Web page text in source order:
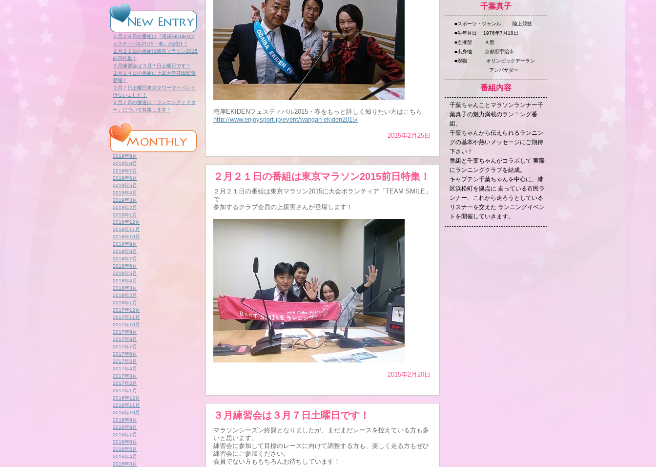
２月２８日の番組は『湾岸EKIDENフ
ェスティバル2015・春』の紹介！
２月２１日の番組は東京マラソン2015
前日特集！
３月練習会は３月７日土曜日です！
２月１４日の番組に上武大学花田監督
登場！
２月７日土曜日東京タワーでイベント
行ないました！
２月７日の放送は「ランニングドクタ
ー」について特集します！
2019年9月
2019年8月
2019年7月
2019年6月
2019年5月
2019年4月
2019年3月
2019年2月
2019年1月
2018年12月
2018年11月
2018年10月
2018年9月
2018年8月
2018年7月
2018年6月
2018年5月
2018年4月
2018年3月
2018年2月
2018年1月
2017年12月
2017年11月
2017年10月
2017年9月
2017年8月
2017年7月
2017年6月
2017年5月
2017年4月
2017年3月
2017年2月
2017年1月
2016年12月
2016年11月
2016年10月
2016年9月
2016年8月
2016年7月
2016年6月
2016年5月
2016年4月
2016年3月
湾岸EKIDENフェスティバル2015・春をもっと詳しく知りたい方はこちら
http://www.enjoysport.jp/event/wangan-ekiden2015/
2015年2月25日
２月２１日の番組は東京マラソン2015前日特集！
２月２１日の番組は東京マラソン2015に大会ボランティア「TEAM SMILE」
で
参加するクラブ会員の上坂実さんが登場します！
2015年2月20日
３月練習会は３月７日土曜日です！
マラソンシーズン終盤となりましたが、まだまだレースを控えている方も多
いと思います。
練習会に参加して目標のレースに向けて調整する方も、楽しく走る方もぜひ
練習会にご参加ください。
会員でない方ももちろんお待ちしています！
千葉真子
■スポーツ・ジャンル 陸上競技
■生年月日 1976年7月18日
■血液型 Ａ型
■出身地 京都府宇治市
■現職 オリンピックデーラン
アンバサダー
番組内容
千葉ちゃんことマラソンランナー千
葉真子の魅力満載のランニング番
組。
千葉ちゃんから伝えられるランニン
グの基本や熱いメッセージにご期待
下さい！
番組と千葉ちゃんがコラボして 実際
にランニングクラブを結成。
キャプテン千葉ちゃんを中心に、港
区浜松町を拠点に 走っている市民ラ
ンナー、これから走ろうとしている
リスナーを交えた ランニングイベン
トを開催していきます。